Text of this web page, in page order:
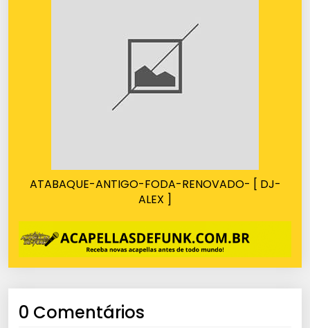
ATABAQUE-ANTIGO-FODA-RENOVADO- [ DJ-
ALEX ]
0 Comentários